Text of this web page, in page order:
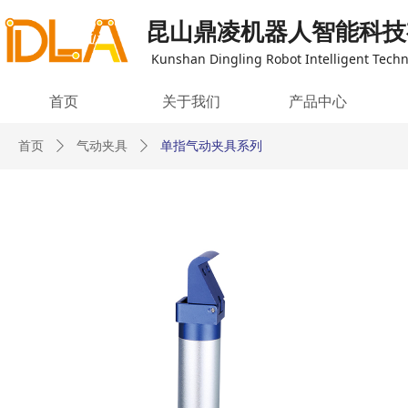
昆山鼎凌机器人智能科
Kunshan Dingling Robot Intelligent
首页 关于我们 产品中心
首页 ꄲ 气动夹具 ꄲ 单指气动夹具系列